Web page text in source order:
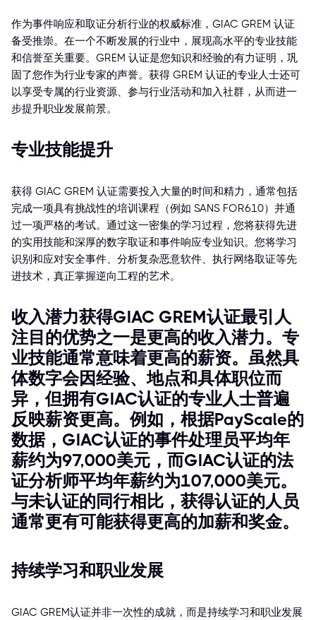
作为事件响应和取证分析行业的权威标准，GIAC GREM 认证
备受推崇。在一个不断发展的行业中，展现高水平的专业技能
和信誉至关重要。GREM 认证是您知识和经验的有力证明，巩
固了您作为行业专家的声誉。获得 GREM 认证的专业人士还可
以享受专属的行业资源、参与行业活动和加入社群，从而进一
步提升职业发展前景。
专业技能提升
获得 GIAC GREM 认证需要投入大量的时间和精力，通常包括
完成一项具有挑战性的培训课程（例如 SANS FOR610）并通
过一项严格的考试。通过这一密集的学习过程，您将获得先进
的实用技能和深厚的数字取证和事件响应专业知识。您将学习
识别和应对安全事件、分析复杂恶意软件、执行网络取证等先
进技术，真正掌握逆向工程的艺术。
收入潜力获得GIAC GREM认证最引人
注目的优势之一是更高的收入潜力。专
业技能通常意味着更高的薪资。虽然具
体数字会因经验、地点和具体职位而
异，但拥有GIAC认证的专业人士普遍
反映薪资更高。例如，根据PayScale的
数据，GIAC认证的事件处理员平均年
薪约为97,000美元，而GIAC认证的法
证分析师平均年薪约为107,000美元。
与未认证的同行相比，获得认证的人员
通常更有可能获得更高的加薪和奖金。
持续学习和职业发展
GIAC GREM认证并非一次性的成就，而是持续学习和职业发展